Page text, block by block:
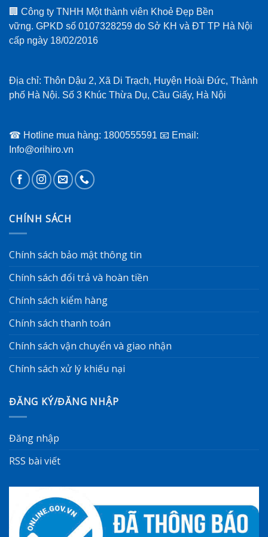
🏢 Công ty TNHH Một thành viên Khoẻ Đẹp Bền
vững. GPKD số 0107328259 do Sở KH và ĐT TP Hà Nội
cấp ngày 18/02/2016
Địa chỉ: Thôn Dậu 2, Xã Di Trạch, Huyện Hoài Đức, Thành
phố Hà Nội. Số 3 Khúc Thừa Dụ, Cầu Giấy, Hà Nội
☎ Hotline mua hàng: 1800555591 📧 Email:
Info@orihiro.vn
CHÍNH SÁCH
Chính sách bảo mật thông tin
Chính sách đổi trả và hoàn tiền
Chính sách kiểm hàng
Chính sách thanh toán
Chính sách vận chuyển và giao nhận
Chính sách xử lý khiếu nại
ĐĂNG KÝ/ĐĂNG NHẬP
Đăng nhập
RSS bài viết